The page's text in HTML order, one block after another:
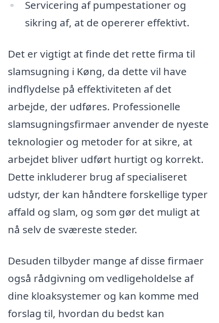
Servicering af pumpestationer og
sikring af, at de opererer effektivt.
Det er vigtigt at finde det rette firma til
slamsugning i Køng, da dette vil have
indflydelse på effektiviteten af det
arbejde, der udføres. Professionelle
slamsugningsfirmaer anvender de nyeste
teknologier og metoder for at sikre, at
arbejdet bliver udført hurtigt og korrekt.
Dette inkluderer brug af specialiseret
udstyr, der kan håndtere forskellige typer
affald og slam, og som gør det muligt at
nå selv de sværeste steder.
Desuden tilbyder mange af disse firmaer
også rådgivning om vedligeholdelse af
dine kloaksystemer og kan komme med
forslag til, hvordan du bedst kan